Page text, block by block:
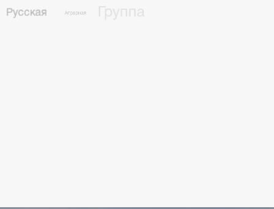
Русская Аграрная